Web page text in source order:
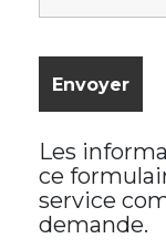
Les
ce
service
demande.